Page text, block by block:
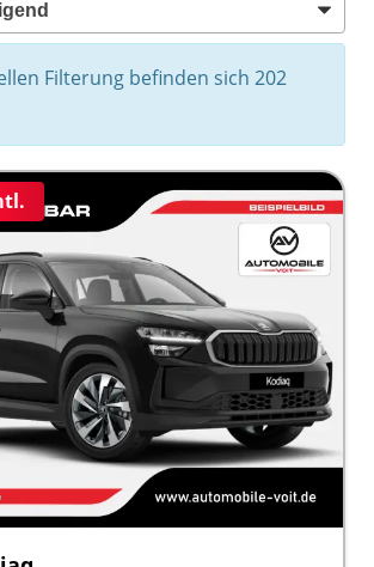
Filterung befinden sich 202